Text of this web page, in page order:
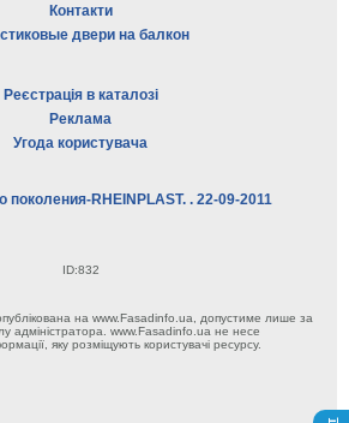
Контакти
двери на балкон
Реєстрація в каталозі
Реклама
Угода користувача
поколения-RHEINPLAST. . 22-09-2011
ID:832
на www.Fasadinfo.ua, допустиме лише за
адміністратора. www.Fasadinfo.ua не несе
яку розміщують користувачі ресурсу.